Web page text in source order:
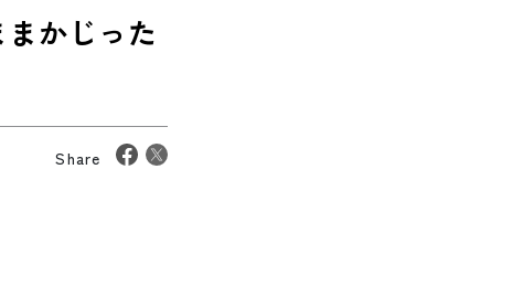
かじった
Share